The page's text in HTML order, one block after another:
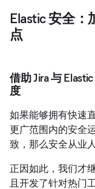
Elastic 安全：
点
借助 Jira 与
度
如果能够拥有快速
更广范围内的安全
致，那么安全从业
正因如此，我们才
且开发了针对热门